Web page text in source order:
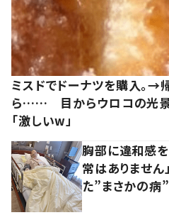
ミスドでドーナツを購入。→
ら…… 目からウロコの光景
「激しいw」
胸部に違和感
常はありませ
た”まさかの病